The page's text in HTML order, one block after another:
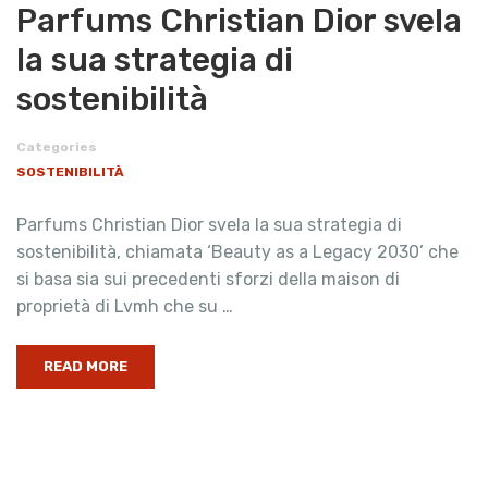
Parfums Christian Dior svela
la sua strategia di
sostenibilità
Categories
SOSTENIBILITÀ
Parfums Christian Dior svela la sua strategia di
sostenibilità, chiamata ‘Beauty as a Legacy 2030’ che
si basa sia sui precedenti sforzi della maison di
proprietà di Lvmh che su …
READ MORE